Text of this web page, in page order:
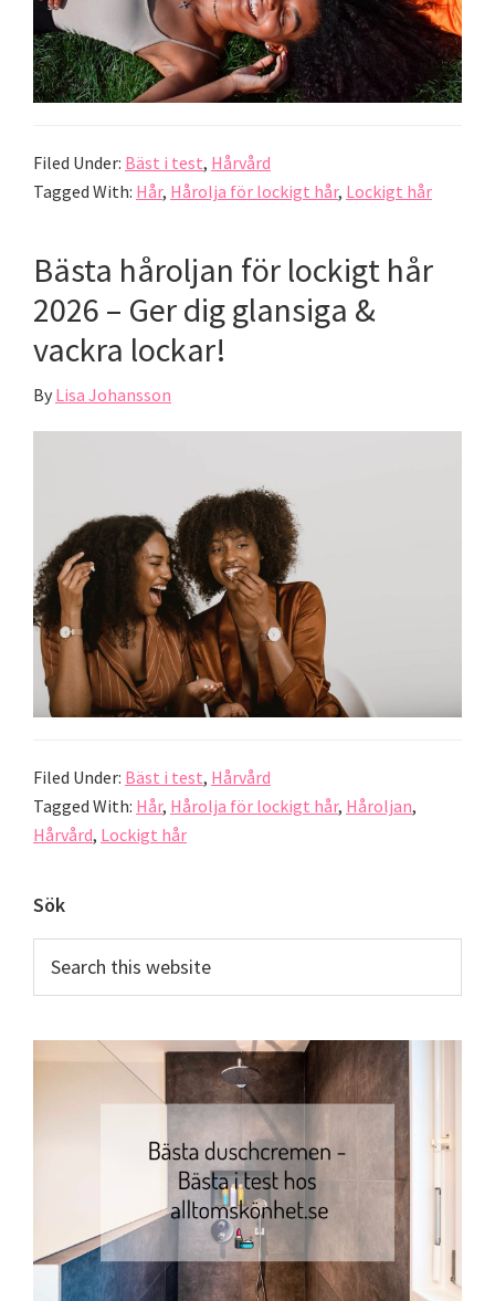
Filed Under: Bäst i test, Hårvård
Tagged With: Hår, Hårolja för lockigt hår, Lockigt hår
Bästa håroljan för lockigt hår
2026 – Ger dig glansiga &
vackra lockar!
By Lisa Johansson
Filed Under: Bäst i test, Hårvård
Tagged With: Hår, Hårolja för lockigt hår, Håroljan,
Hårvård, Lockigt hår
Primary
Sidebar
Sök
this
website